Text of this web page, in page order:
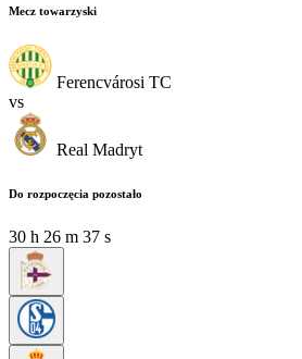
Mecz towarzyski
Ferencvárosi TC
vs
Real Madryt
Do rozpoczęcia pozostało
30 h 26 m 35 s